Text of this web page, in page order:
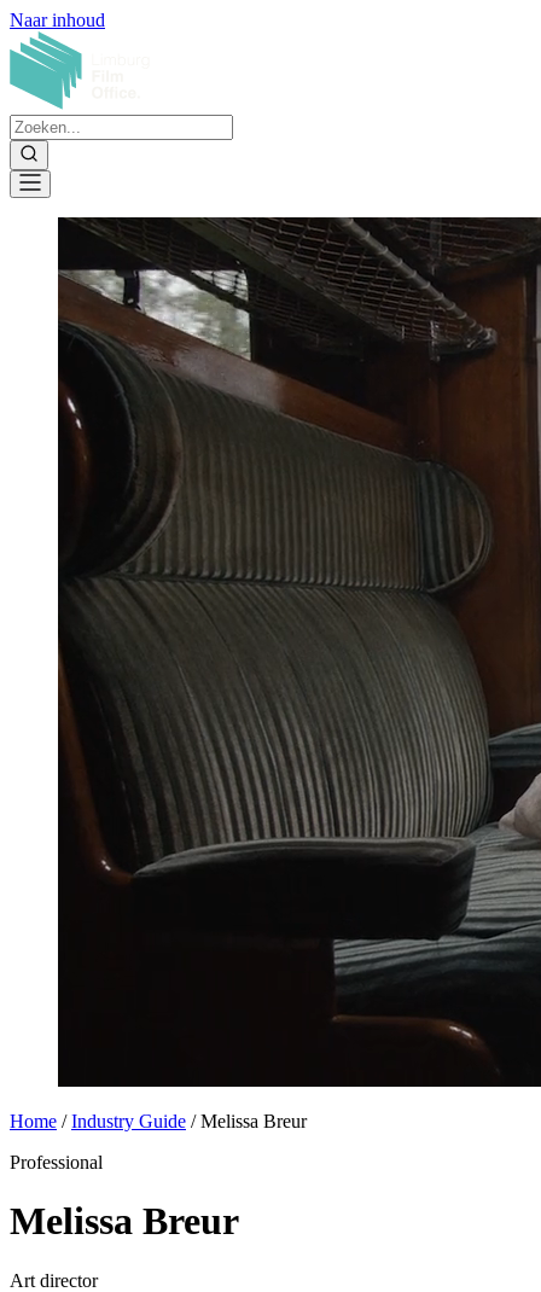
Naar inhoud
Home / Industry Guide / Melissa Breur
Professional
Melissa Breur
Art director